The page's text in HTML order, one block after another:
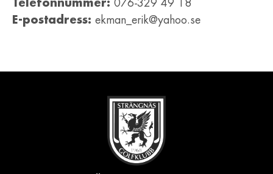
Telefonnummer: 076-329 49 18
E-postadress: ekman_erik@yahoo.se